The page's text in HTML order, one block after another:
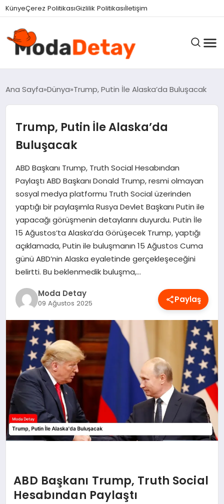
felix markets 360
felix markets yatırım
felix markets pro
felix markets
felix markets app
KünyeÇerez PolitikasıGizlilik Politikasıİletişim
GÜNDEM
DÜNYA
EKONOMI
MAGAZIN
SAĞLIK
SPOR
TEKNOLOJI
YAŞAM
Ana Sayfa Dünya Trump, Putin İle Alaska’da Buluşacak
Trump, Putin İle Alaska’da
Buluşacak
ABD Başkanı Trump, Truth Social Hesabından
Paylaştı ABD Başkanı Donald Trump, resmi olmayan
sosyal medya platformu Truth Social üzerinden
yaptığı bir paylaşımla Rusya Devlet Başkanı Putin ile
yapacağı görüşmenin detaylarını duyurdu. Putin İle
15 Ağustos’ta Alaska’da Görüşecek Trump, yaptığı
açıklamada, Putin ile buluşmanın 15 Ağustos Cuma
günü ABD’nin Alaska eyaletinde gerçekleşeceğini
belirtti. Bu beklenmedik buluşma,…
Moda Detay
09 Ağustos 2025 Paylaş
ABD Başkanı Trump, Truth Social
Hesabından Paylaştı